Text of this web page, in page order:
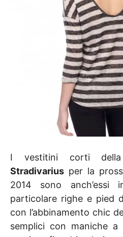
I vestitini corti
Stradivarius per la
2014 sono
particolare righe e pied
con l’abbinamento chic
semplici con maniche